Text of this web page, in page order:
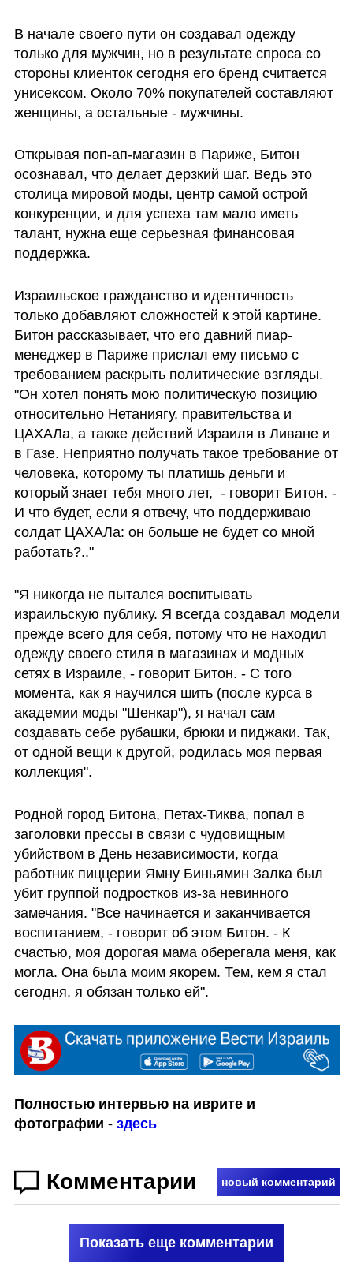
В начале своего пути он создавал одежду
только для мужчин, но в результате спроса со
стороны клиенток сегодня его бренд считается
унисексом. Около 70% покупателей составляют
женщины, а остальные - мужчины.
Открывая поп-ап-магазин в Париже, Битон
осознавал, что делает дерзкий шаг. Ведь это
столица мировой моды, центр самой острой
конкуренции, и для успеха там мало иметь
талант, нужна еще серьезная финансовая
поддержка.
Израильское гражданство и идентичность
только добавляют сложностей к этой картине.
Битон рассказывает, что его давний пиар-
менеджер в Париже прислал ему письмо с
требованием раскрыть политические взгляды.
"Он хотел понять мою политическую позицию
относительно Нетаниягу, правительства и
ЦАХАЛа, а также действий Израиля в Ливане и
в Газе. Неприятно получать такое требование от
человека, которому ты платишь деньги и
который знает тебя много лет,  - говорит Битон. -
И что будет, если я отвечу, что поддерживаю
солдат ЦАХАЛа: он больше не будет со мной
работать?.."
"Я никогда не пытался воспитывать
израильскую публику. Я всегда создавал модели
прежде всего для себя, потому что не находил
одежду своего стиля в магазинах и модных
сетях в Израиле, - говорит Битон. - С того
момента, как я научился шить (после курса в
академии моды "Шенкар"), я начал сам
создавать себе рубашки, брюки и пиджаки. Так,
от одной вещи к другой, родилась моя первая
коллекция".
Родной город Битона, Петах-Тиква, попал в
заголовки прессы в связи с чудовищным
убийством в День независимости, когда
работник пиццерии Ямну Биньямин Залка был
убит группой подростков из-за невинного
замечания. "Все начинается и заканчивается
воспитанием, - говорит об этом Битон. - К
счастью, моя дорогая мама оберегала меня, как
могла. Она была моим якорем. Тем, кем я стал
сегодня, я обязан только ей".
Полностью интервью на иврите и
фотографии - здесь
Комментарии новый комментарий
Показать еще комментарии